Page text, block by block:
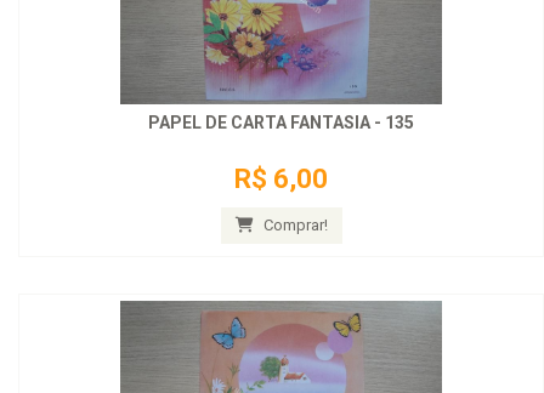
PAPEL DE CARTA FANTASIA - 135
R$ 6,00
Comprar!